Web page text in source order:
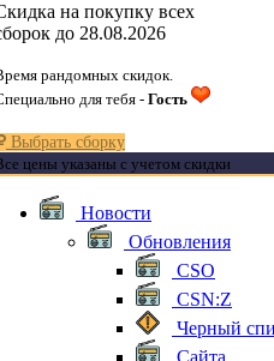
на покупку всех
до 28.08.2026
рандомных скидок.
для тебя - Гость
Выбрать сборку
цены указаны с учетом скидки
Новости
Обновления
CSO
CSN:Z
Черный